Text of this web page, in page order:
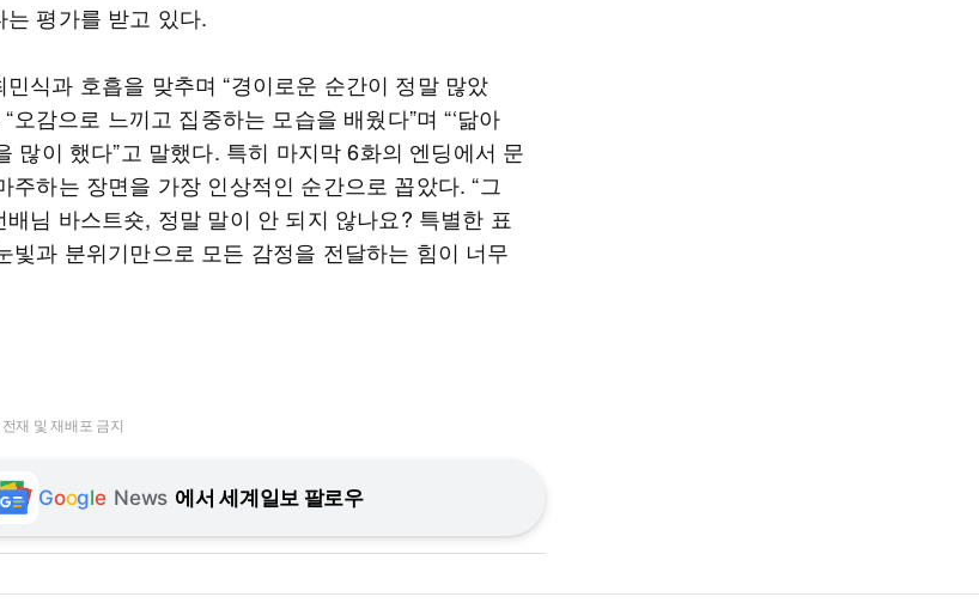
평가를 받고 있다.
식과 호흡을 맞추며 “경이로운 순간이 정말 많았
오감으로 느끼고 집중하는 모습을 배웠다”며 “‘닮아
많이 했다”고 말했다. 특히 마지막 6화의 엔딩에서 문
주하는 장면을 가장 인상적인 순간으로 꼽았다. “그
님 바스트숏, 정말 말이 안 되지 않나요? 특별한 표
빛과 분위기만으로 모든 감정을 전달하는 힘이 너무
재 및 재배포 금지
Google News 에서 세계일보 팔로우